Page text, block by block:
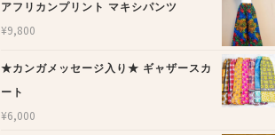
アフリカンプリント マキシパンツ
¥9,800
★カンガメッセージ入り★ ギャザースカ
ート
¥6,000